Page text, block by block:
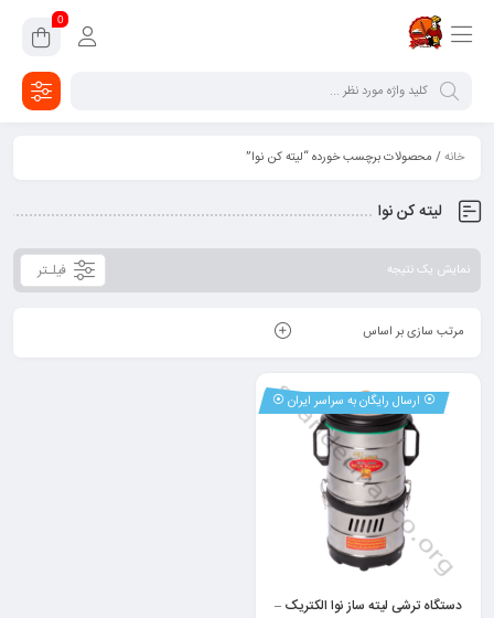
0
خانه/ محصولات برچسب خورده “لیته کن نوا”
لیته کن نوا
فیلـتر نمایش یک نتیجه
مرتب سازی بر اساس
⦿ ارسال رایگان به سراسر ایران ⦿
دستگاه ترشی لیته ساز نوا الکتریک –